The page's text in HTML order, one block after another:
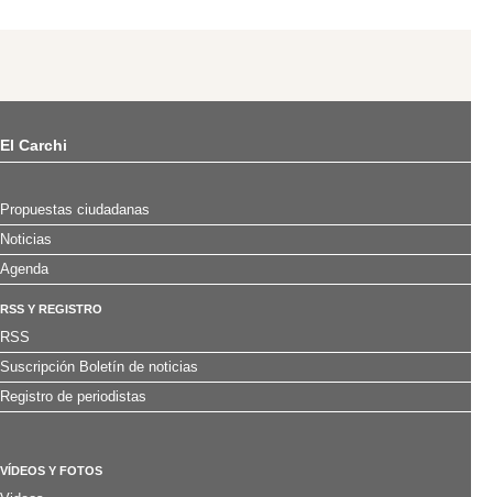
El Carchi
Propuestas ciudadanas
Noticias
Agenda
RSS Y REGISTRO
RSS
Suscripción Boletín de noticias
Registro de periodistas
VÍDEOS Y FOTOS